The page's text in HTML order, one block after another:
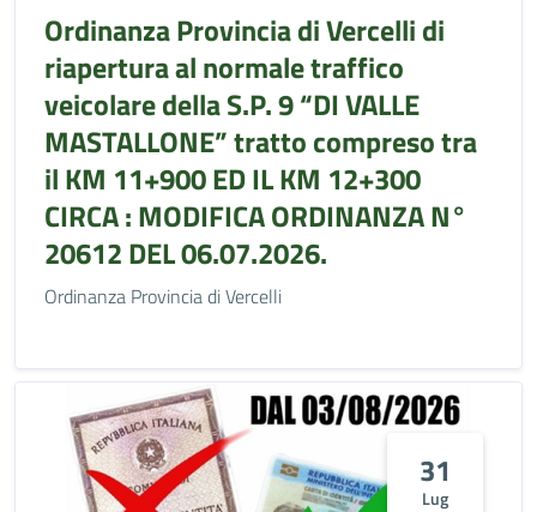
Ordinanza Provincia di Vercelli di
riapertura al normale traffico
veicolare della S.P. 9 “DI VALLE
MASTALLONE” tratto compreso tra
il KM 11+900 ED IL KM 12+300
CIRCA : MODIFICA ORDINANZA N°
20612 DEL 06.07.2026.
Ordinanza Provincia di Vercelli
31
Lug